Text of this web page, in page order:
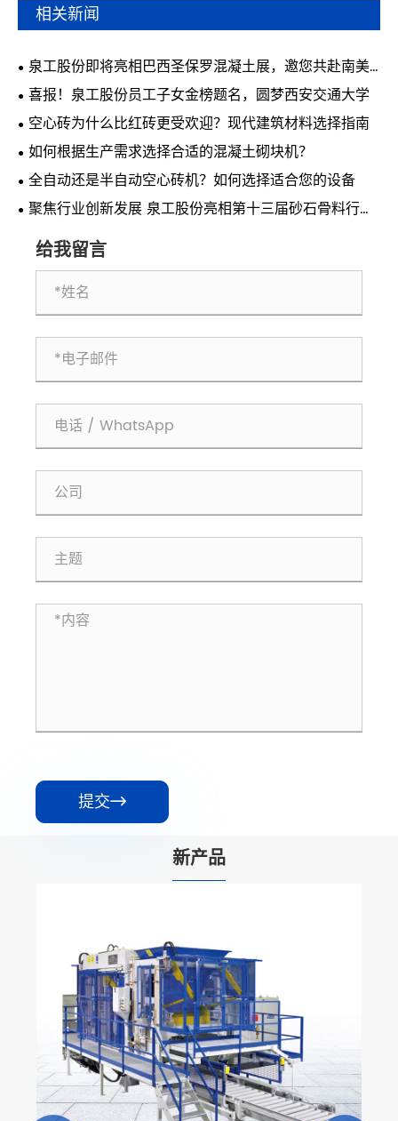
相关新闻
泉工股份即将亮相巴西圣保罗混凝土展，邀您共赴南美
行业盛会
喜报！泉工股份员工子女金榜题名，圆梦西安交通大学
空心砖为什么比红砖更受欢迎？现代建筑材料选择指南
如何根据生产需求选择合适的混凝土砌块机？
全自动还是半自动空心砖机？如何选择适合您的设备
聚焦行业创新发展 泉工股份亮相第十三届砂石骨料行业
给我留言
提交
新产品